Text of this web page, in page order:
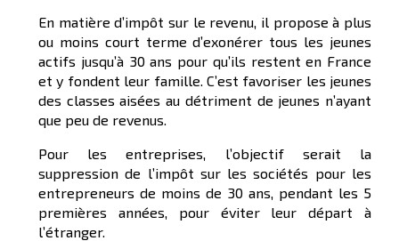
En matière d’impôt sur le revenu, il propose à plus
ou moins court terme d’exonérer tous les jeunes
actifs jusqu’à 30 ans pour qu’ils restent en France
et y fondent leur famille. C’est favoriser les jeunes
des classes aisées au détriment de jeunes n’ayant
que peu de revenus.
Pour les entreprises, l’objectif serait la
suppression de l’impôt sur les sociétés pour les
entrepreneurs de moins de 30 ans, pendant les 5
premières années, pour éviter leur départ à
l’étranger.